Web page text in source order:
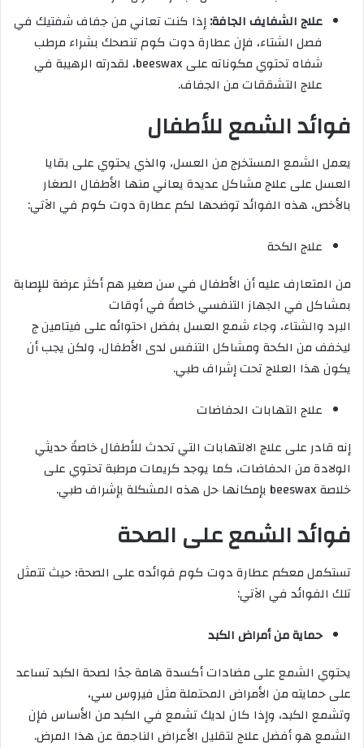
علاج الشفايف الجافة:إذا كنت تعاني من جفاف شفتيك في
فصل الشتاء، فإن عطارة دوت كوم تنصحك بشراء مرطب
شفاه تحتوي مكوناته على beeswax، لقدرته الرهيبة في
علاج التشققات من الجفاف.
فوائد الشمع للأطفال
يعمل الشمع المستخرج من العسل، والذي يحتوي على بقايا
العسل على علاج مشاكل عديدة يعاني منها الأطفال الصغار
بالأخص، هذه الفوائد توضحها لكم عطارة دوت كوم في الآتي:
علاج الكحة
من المتعارف عليه أن الأطفال في سن صغير هم أكثر عرضة للإصابة
بمشاكل في الجهاز التنفسي خاصةً في أوقات
البرد والشتاء، وجاء شمع العسل بفضل احتوائه على فيتامين ج
ليخفف من الكحة ومشاكل التنفس لدى الأطفال، ولكن يجب أن
يكون هذا العلاج تحت إشراف طبي.
علاج التهابات الحفاضات
إنه قادر على علاج الالتهابات التي تحدث للأطفال خاصةً حديثي
الولادة من الحفاضات، كما يوجد كريمات مرطبة تحتوي على
خلاصة beeswax بإمكانها حل هذه المشكلة بإشراف طبي.
فوائد الشمع على الصحة
تستكمل معكم عطارة دوت كوم فوائده على الصحة؛ حيث تتمثل
تلك الفوائد في الآتي:
حماية من أمراض الكبد
يحتوي الشمع على مضادات أكسدة هامة جدًا لصحة الكبد تساعد
على حمايته من الأمراض المحتملة مثل فيروس سي،
وتشمع الكبد، وإذا كان لديك تشمع في الكبد من الأساس فإن
الشمع هو أفضل علاج لتقليل الأعراض الناجمة عن هذا المرض.